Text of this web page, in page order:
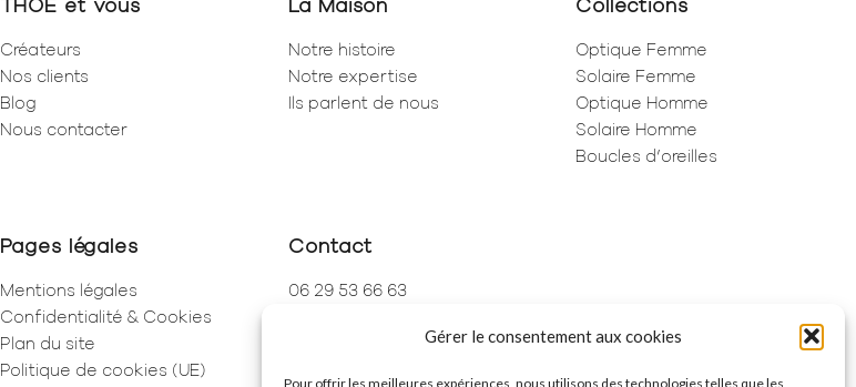
Gérer le consentement aux cookies
Pour offrir les meilleures expériences, nous utilisons des technologies telles que les
Créateurs
Nos clients
Blog
Nous contacter
Notre histoire
Notre expertise
Ils parlent de nous
Optique Femme
Solaire Femme
Optique Homme
Solaire Homme
Boucles d’oreilles
Pages légales
Mentions légales
Confidentialité & Cookies
Plan du site
Politique de cookies (UE)
Contact
06 29 53 66 63
250 Rue de Rivoli